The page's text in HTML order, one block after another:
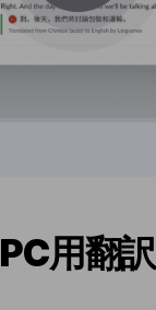
PC用翻訳